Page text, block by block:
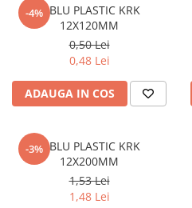
Tablă de uzură
Tablă groasă laminată la cald (LTG)
Tablă laminată la cald (LBC)
Tablă laminată la rece (LBR)
Tablă striată
Tablă prelucrată
Tablă cutată zincată
Tablă expandată neagră
Tablă expandată zincată
-4%DIBLU PLASTIC KRK
12X120MM
0,50 Lei
0,48 Lei
ADAUGA IN COS
-3%DIBLU PLASTIC KRK
12X200MM
1,53 Lei
1,48 Lei